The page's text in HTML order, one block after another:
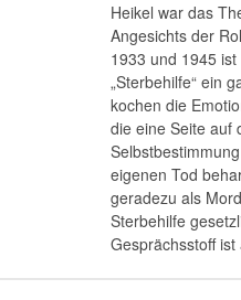
Heikel war das
Angesichts der
1933 und 1945
„Sterbehilfe“ ein
kochen die
die eine Seite auf
eigenen Tod
geradezu als
Sterbehilfe
Gesprächsstoff